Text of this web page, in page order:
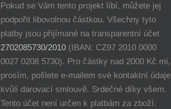
Pokud se Vám tento projekt líbí, můžete jej
podpořit libovolnou částkou. Všechny tyto
platby jsou přijímané na transparentní účet
2702085730/2010(IBAN: CZ97 2010 0000
0027 0208 5730). Pro částky nad 2000 Kč mi,
prosím, pošlete e-mailem své kontaktní údaje
kvůli darovací smlouvě. Srdečné díky všem.
Tento účet není určen k platbám za zboží.